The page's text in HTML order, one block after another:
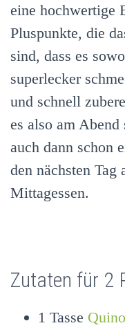
eine hochwertige
Pluspunkte, die
sind, dass es
superlecker
und schnell
es also am
auch dann schon
den nächsten
Mittagessen.
Zutaten für 2
1 Tasse